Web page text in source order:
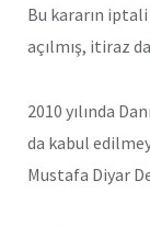
Bu kararın
açılmış, itiraz
2010 yılında
da kabul
Mustafa Diyar